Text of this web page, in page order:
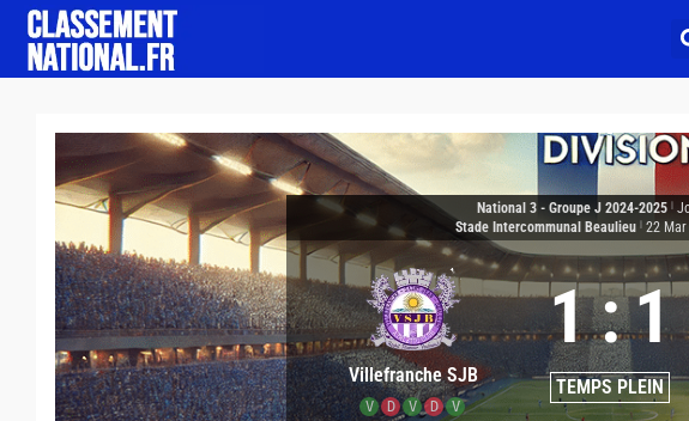
National 3 - Groupe J 2024-2025
Stade Intercommunal Beaulieu 22
Villefranche SJB
V D V D V
1:1
TEMPS PLEIN